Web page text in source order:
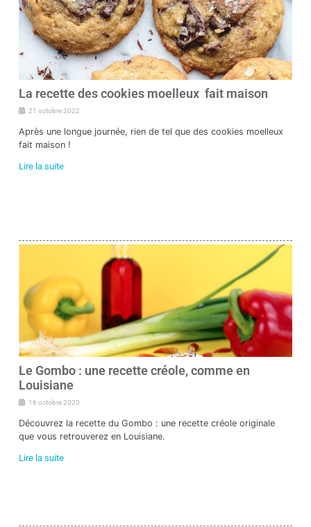
La recette des cookies moelleux fait maison
21 octobre 2022
Après une longue journée, rien de tel que des cookies moelleux
fait maison !
Lire la suite
Le Gombo : une recette créole, comme en
Louisiane
16 octobre 2020
Découvrez la recette du Gombo : une recette créole originale
que vous retrouverez en Louisiane.
Lire la suite